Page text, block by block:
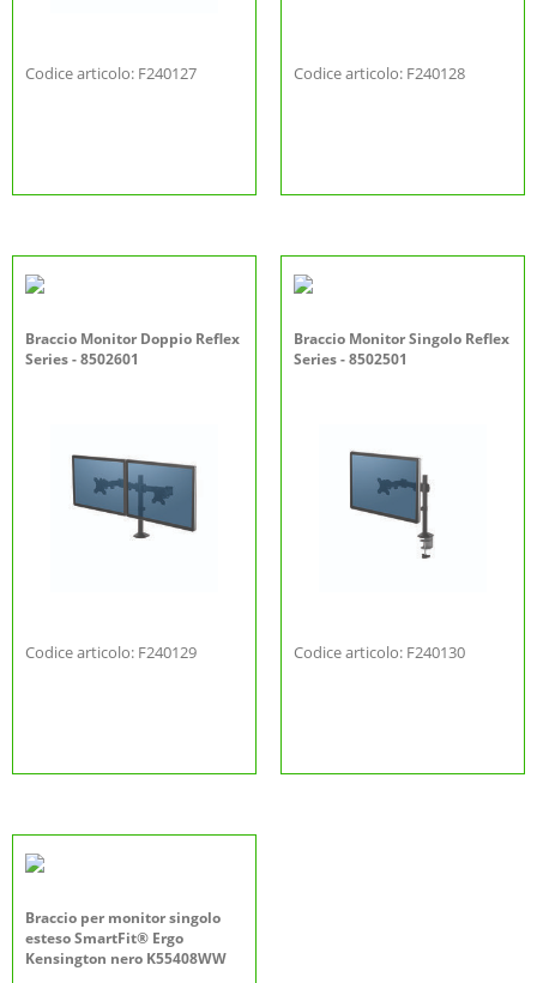
Codice articolo: F240127 Codice articolo: F240128
Braccio Monitor Doppio Reflex
Series - 8502601
Codice articolo: F240129
Braccio Monitor Singolo Reflex
Series - 8502501
Codice articolo: F240130
Braccio per monitor singolo
esteso SmartFit® Ergo
Kensington nero K55408WW